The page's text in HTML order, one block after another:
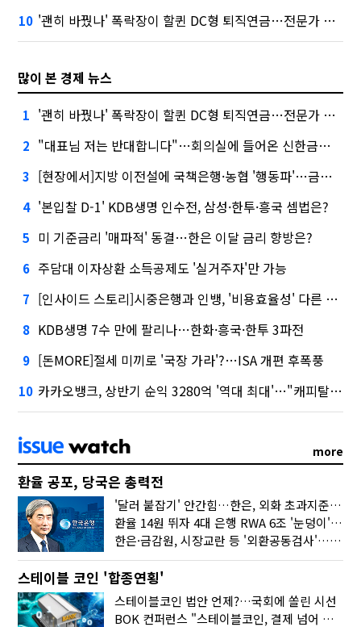
10 '괜히 바꿨나' 폭락장이 할퀸 DC형 퇴직연금…전문가 조언은
많이 본 경제 뉴스
1 '괜히 바꿨나' 폭락장이 할퀸 DC형 퇴직연금…전문가 조언은
2 "대표님 저는 반대합니다"…회의실에 들어온 신한금융 AI
3 [현장에서]지방 이전설에 국책은행·농협 '행동파'…금감원 '신중모드'
4 '본입찰 D-1' KDB생명 인수전, 삼성·한투·흥국 셈법은?
5 미 기준금리 '매파적' 동결…한은 이달 금리 향방은?
6 주담대 이자상환 소득공제도 '실거주자'만 가능
7 [인사이드 스토리]시중은행과 인뱅, '비용효율성' 다른 잣대 왜?
8 KDB생명 7수 만에 팔리나…한화·흥국·한투 3파전
9 [돈MORE]절세 미끼로 '국장 가라'?…ISA 개편 후폭풍
10 카카오뱅크, 상반기 순익 3280억 '역대 최대'…"캐피탈, 자산 1조원 이상"
more
환율 공포, 당국은 총력전
'달러 붙잡기' 안간힘…한은, 외화 초과지준에 이자 6개월 더
환율 14원 뛰자 4대 은행 RWA 6조 '눈덩이'…2배 뛴 2분기는?
한은·금감원, 시장교란 등 '외환공동검사'…환율 급등 전방위 대응
스테이블 코인 '합종연횡'
스테이블코인 법안 언제?…국회에 쏠린 시선
BOK 컨퍼런스 "스테이블코인, 결제 넘어 보험 대출 등 금융 연결 도구"